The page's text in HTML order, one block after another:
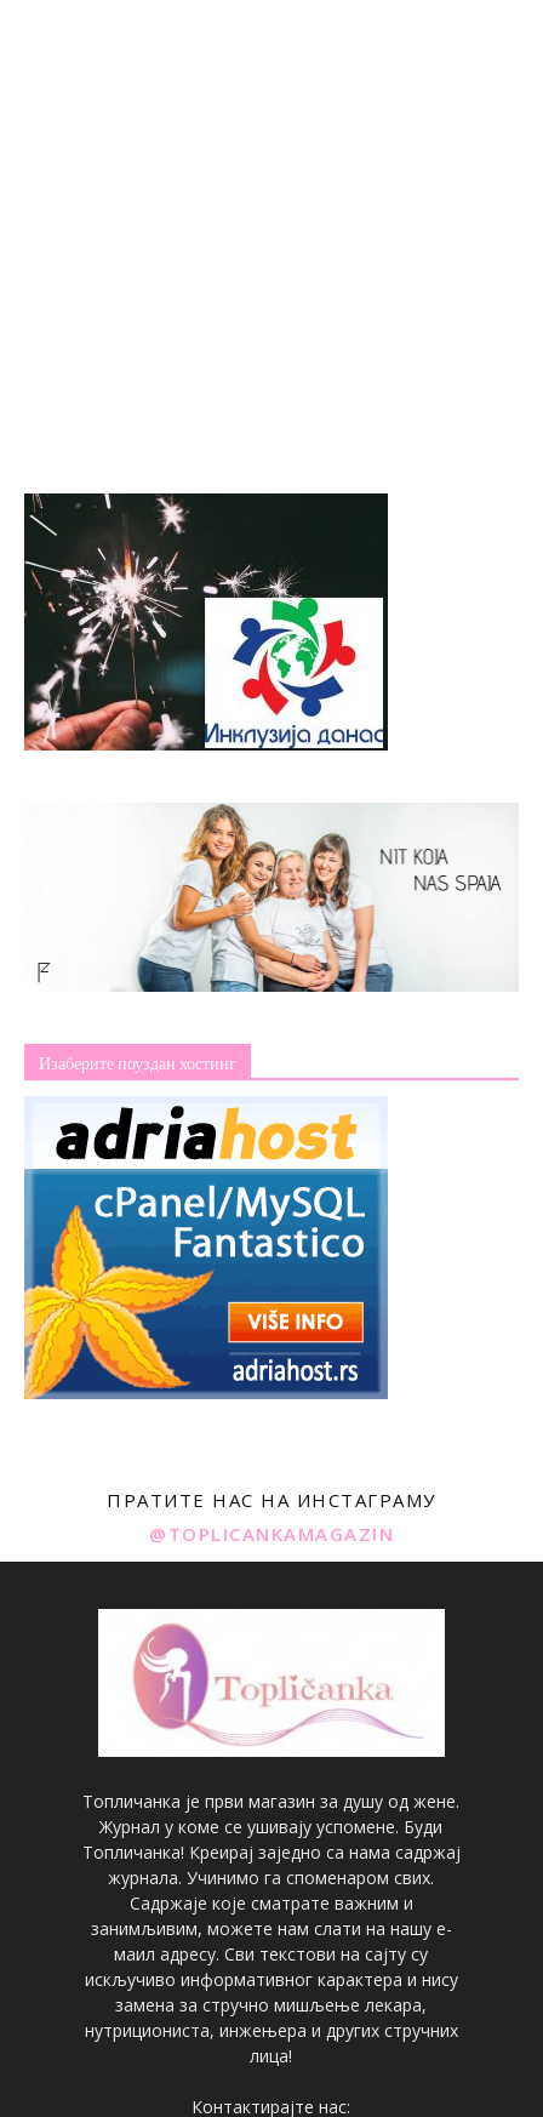
Изаберите поуздан хостинг
ПРАТИТЕ НАС НА ИНСТАГРАМУ
@TOPLICANKAMAGAZIN
Топличанка је први магазин за душу од жене.
Журнал у коме се ушивају успомене. Буди
Топличанка! Креирај заједно са нама садржај
журнала. Учинимо га споменаром свих.
Садржаје које сматрате важним и
занимљивим, можете нам слати на нашу е-
маил адресу. Сви текстови на сајту су
искључиво информативног карактера и нису
замена за стручно мишљење лекара,
нутрициониста, инжењера и других стручних
лица!
Контактирајте нас: